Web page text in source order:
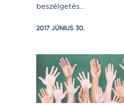
beszélgetés...
2017 JÚNIUS 30.